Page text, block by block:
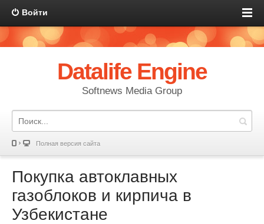
Войти
Datalife Engine
Softnews Media Group
Полная версия сайта
Покупка автоклавных
газоблоков и кирпича в
Узбекистане